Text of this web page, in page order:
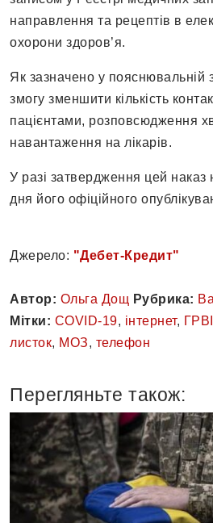
направлення та рецептів в
охорони здоров’я.
Як зазначено у пояснювальній
змогу зменшити кількість
пацієнтами, розповсюдження
навантаження на лікарів.
У разі затвердження цей наказ
дня його офіційного
Джерело: "Дебет-Кредит"
Автор: Ольга Дощ Рубрика:
Мітки: COVID-19, інтернет, ГРВІ
листок, МОЗ, телефон
Перегляньте також: